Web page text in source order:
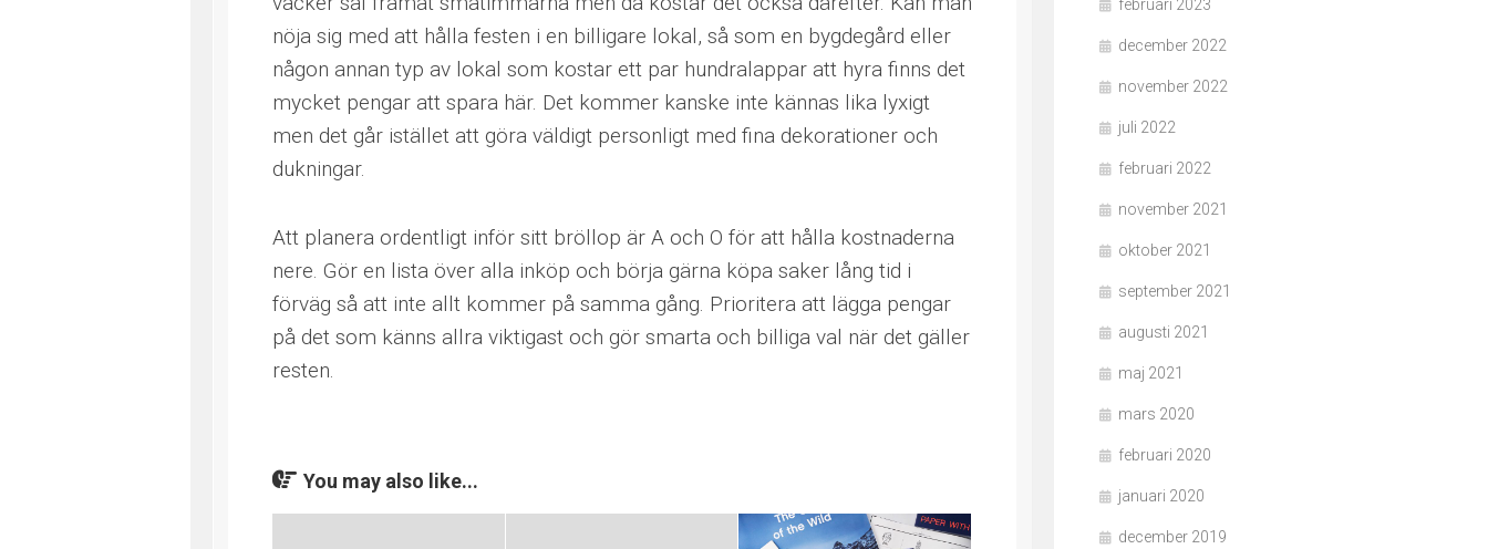
nöja sig med att hålla festen i en billigare lokal, så som en bygdegård eller
någon annan typ av lokal som kostar ett par hundralappar att hyra finns det
mycket pengar att spara här. Det kommer kanske inte kännas lika lyxigt
men det går istället att göra väldigt personligt med fina dekorationer och
dukningar.
Att planera ordentligt inför sitt bröllop är A och O för att hålla kostnaderna
nere. Gör en lista över alla inköp och börja gärna köpa saker lång tid i
förväg så att inte allt kommer på samma gång. Prioritera att lägga pengar
på det som känns allra viktigast och gör smarta och billiga val när det gäller
resten.
You may also like...
februari 2023
december 2022
november 2022
juli 2022
februari 2022
november 2021
oktober 2021
september 2021
augusti 2021
maj 2021
mars 2020
februari 2020
januari 2020
december 2019